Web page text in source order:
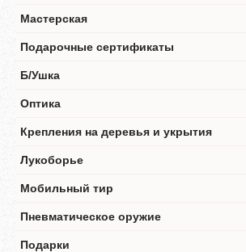
Мастерская
Подарочные сертификаты
Б/Ушка
Оптика
Крепления на деревья и укрытия
Лукоборье
Мобильный тир
Пневматическое оружие
Подарки